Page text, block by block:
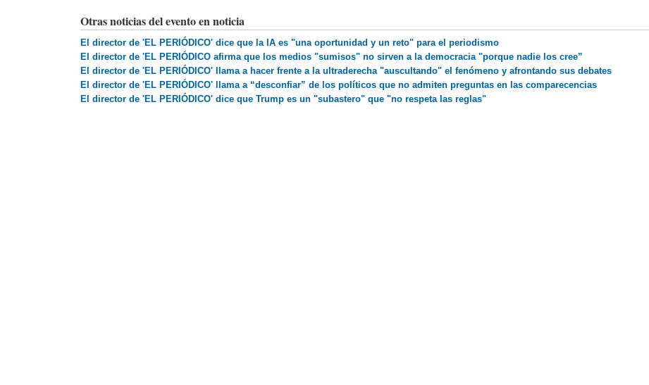
Otras noticias del evento en noticia
El director de 'EL PERIÓDICO' dice que la IA es "una oportunidad y un reto" para el periodismo
El director de 'EL PERIÓDICO afirma que los medios "sumisos" no sirven a la democracia "porque nadie los cree”
El director de 'EL PERIÓDICO' llama a hacer frente a la ultraderecha "auscultando" el fenómeno y afrontando sus debates
El director de 'EL PERIÓDICO' llama a “desconfiar” de los políticos que no admiten preguntas en las comparecencias
El director de 'EL PERIÓDICO' dice que Trump es un "subastero" que "no respeta las reglas"